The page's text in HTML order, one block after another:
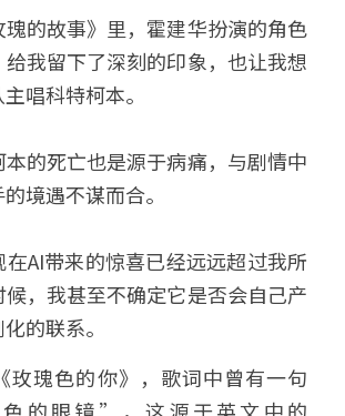
的故事》里，霍建华扮演的角色
我留下了深刻的印象，也让我想
唱科特柯本。
的死亡也是源于病痛，与剧情中
境遇不谋而合。
AI带来的惊喜已经远远超过我所
，我甚至不确定它是否会自己产
的联系。
玫瑰色的你》，歌词中曾有一句